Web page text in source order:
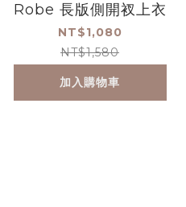
Robe 長版側開衩上衣
NT$1,080
NT$1,580
加入購物車